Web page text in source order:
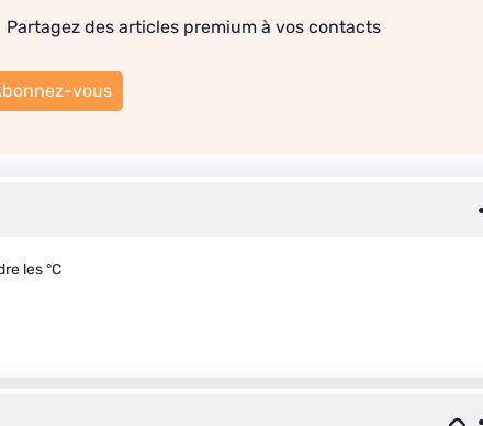
Partagez des articles premium à vos contacts
vous
les °C